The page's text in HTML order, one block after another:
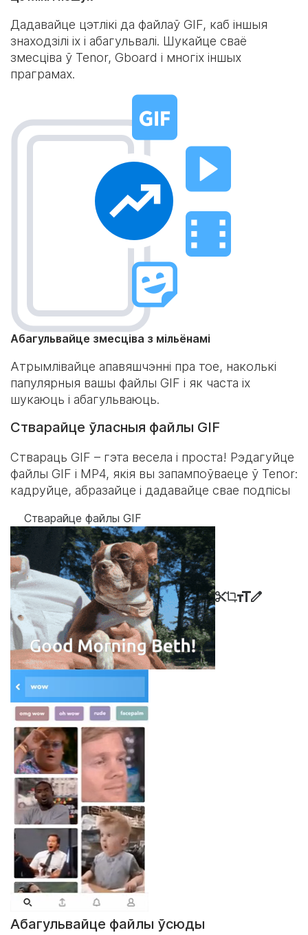
Дадавайце цэтлікі да файлаў GIF, каб іншыя
знаходзілі іх і абагульвалі. Шукайце сваё
змесціва ў Tenor, Gboard і многіх іншых
праграмах.
Абагульвайце змесціва з мільёнамі
Атрымлівайце апавяшчэнні пра тое, наколькі
папулярныя вашы файлы GIF і як часта іх
шукаюць і абагульваюць.
Стварайце ўласныя файлы GIF
Ствараць GIF – гэта весела і проста! Рэдагуйце
файлы GIF і MP4, якія вы запампоўваеце ў Tenor:
кадруйце, абразайце і дадавайце свае подпісы
Стварайце файлы GIF
Абагульвайце файлы ўсюды